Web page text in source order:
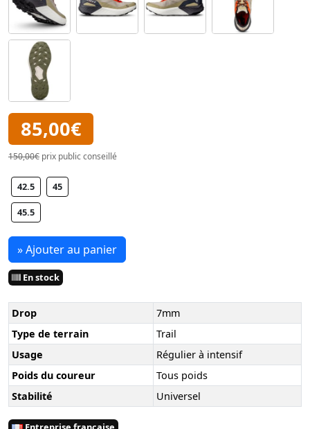
85,00€
150,00€ prix public conseillé
42.5 45
45.5
» Ajouter au panier
En stock
Drop
7mm
Type de terrain
Trail
Usage
Régulier à intensif
Poids du coureur
Tous poids
Stabilité
Universel